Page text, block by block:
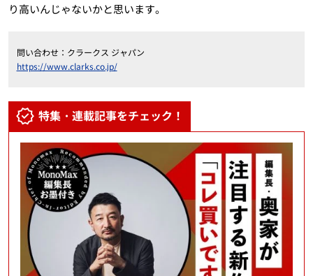
り高いんじゃないかと思います。
問い合わせ：クラークス ジャパン
https://www.clarks.co.jp/
特集・連載記事をチェック！